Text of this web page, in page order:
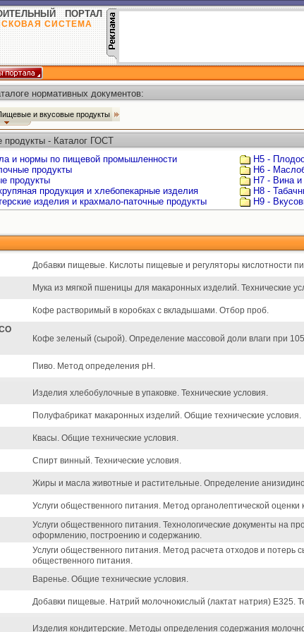
ПОРТАЛ
СИСТЕМА
нормативных документов:
и вкусовые продукты
- Каталог ГОСТ
и нормы по пищевой промышленности
продукты
продукты
продукция и хлебопекарные изделия
изделия и крахмало-паточные продукты
Н5 -
Н6 -
Н7 - Вина и
Н8 -
Н9 -
Добавки пищевые. Кислоты пищевые и регуляторы кислотности
Мука из мягкой пшеницы для макаронных изделий. Технические
Кофе растворимый в коробках с вкладышами. Отбор проб.
Кофе зеленый (сырой). Определение массовой доли влаги при
Пиво. Метод определения pH.
Изделия хлебобулочные в упаковке. Технические условия.
Полуфабрикат макаронных изделий. Общие технические условия.
Квасы. Общие технические условия.
Спирт винный. Технические условия.
Жиры и масла животные и растительные. Определение
Услуги общественного питания. Метод органолептической
Услуги общественного питания. Технологические документы на
оформлению, построению и содержанию.
Услуги общественного питания. Метод расчета отходов и потерь
общественного питания.
Варенье. Общие технические условия.
Добавки пищевые. Натрий молочнокислый (лактат натрия) Е325.
Изделия кондитерские. Методы определения содержания